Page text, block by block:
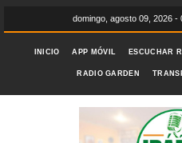
domingo, agosto 09, 2026 -
INICIO APP MÓVIL ESCUCHAR
RADIO GARDEN